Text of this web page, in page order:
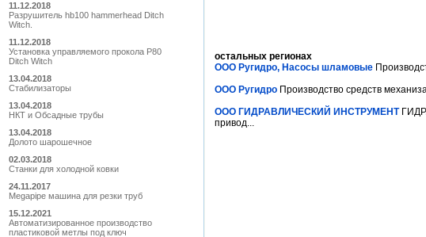
11.12.2018
Разрушитель hb100 hammerhead Ditch
Witch.
11.12.2018
Установка управляемого прокола P80
Ditch Witch
13.04.2018
Стабилизаторы
13.04.2018
НКТ и Обсадные трубы
13.04.2018
Долото шарошечное
02.03.2018
Станки для холодной ковки
24.11.2017
Megapipe машина для резки труб
15.12.2021
Автоматизированное производство
пластиковой метлы под ключ
остальных регионах
ООО Ругидро, Насосы шламовые
ООО Ругидро Производство средств
ООО ГИДРАВЛИЧЕСКИЙ ИНСТРУМЕНТ
привод...